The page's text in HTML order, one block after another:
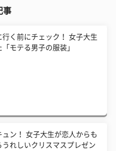
事
行く前にチェック！ 女子大生
「モテる男子の服装」
ュン！ 女子大生が恋人からも
うれしいクリスマスプレゼン